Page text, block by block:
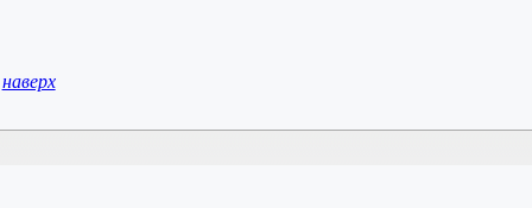
наверх